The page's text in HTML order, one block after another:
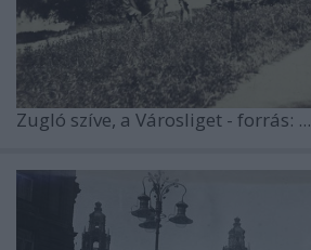
Zugló szíve, a Városliget - forrás: ...